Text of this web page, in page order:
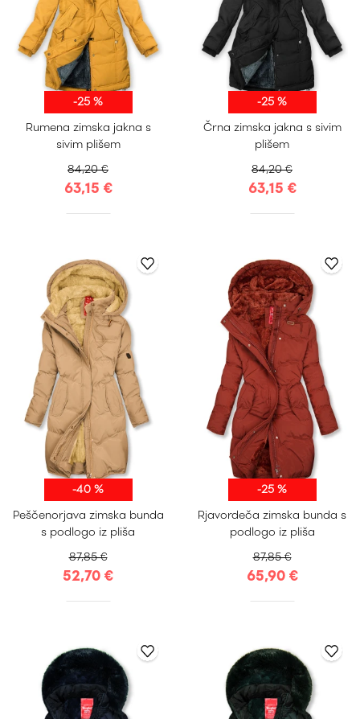
-25 %
Rumena zimska jakna s
sivim plišem
84,20 €
63,15 €
S M L
XL
XXL
-25 %
Črna zimska jakna s sivim
plišem
84,20 €
63,15 €
S M L
XL
XXL
-40 %
Peščenorjava zimska bunda
s podlogo iz pliša
87,85 €
52,70 €
S M L
XL
-25 %
Rjavordeča zimska bunda s
podlogo iz pliša
87,85 €
65,90 €
S M L
XL
XXL